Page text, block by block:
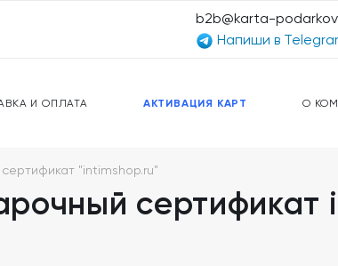
И ОПЛАТА АКТИВАЦИЯ КАРТ О
b2b@karta-
Напиши в
ПРЕДОПЛАЧЕННЫЕ
"intimshop.ru"
сертификат